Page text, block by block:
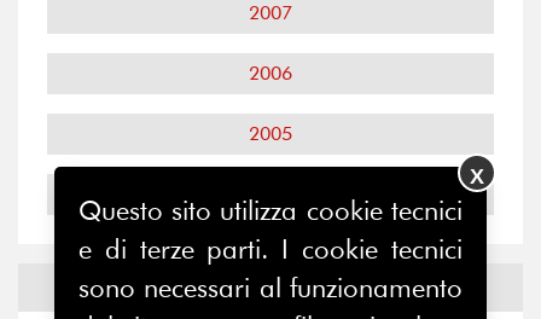
2007
2006
2005
2004
Notizie edEventi
Questo sito utilizza cookie tecnici
e di terze parti. I cookie tecnici
sono necessari al funzionamento
X